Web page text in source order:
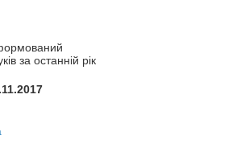
за останній рік